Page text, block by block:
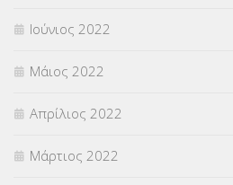
Ιούνιος 2022
Μάιος 2022
Απρίλιος 2022
Μάρτιος 2022